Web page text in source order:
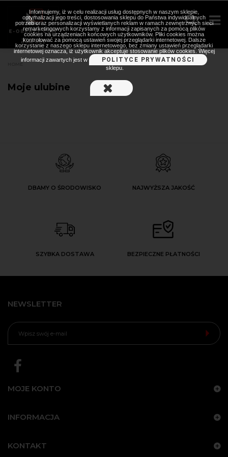
Moje ulubine
DBAMY O ŚRODOWISKO NAJWYŻSZA JAKOŚĆ
SZYBKA DOSTAWA BEZPIECZNE PŁATNOŚCI
NEWSLETTER
MOJE KONTO
INFORMACJA
KONTAKT
Informujemy, iż w celu realizacji usług dostępnych w naszym sklepie,
optymalizacji jego treści, dostosowania sklepu do Państwa indywidualnych
potrzeb oraz personalizacji wyświetlanych reklam w ramach zewnętrznych sieci
remarketingowych korzystamy z informacji zapisanych za pomocą plików
cookies na urządzeniach końcowych użytkowników. Pliki cookies można
kontrolować za pomocą ustawień swojej przeglądarki internetowej. Dalsze
korzystanie z naszego sklepu internetowego, bez zmiany ustawień przeglądarki
internetowej oznacza, iż użytkownik akceptuje stosowanie plików cookies. Więcej
informacji zawartych jest w
POLITYCE PRYWATNOŚCI
sklepu.